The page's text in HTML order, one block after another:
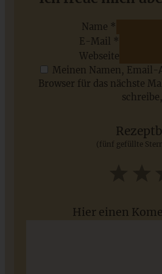
einfach und gelingsicher
Saisonale Rezepte im Juli - meine
Name *
E-Mail *
Webseite
Meinen Namen, Email-
Browser für das nächste
(fünf gefüllte
Hier einen